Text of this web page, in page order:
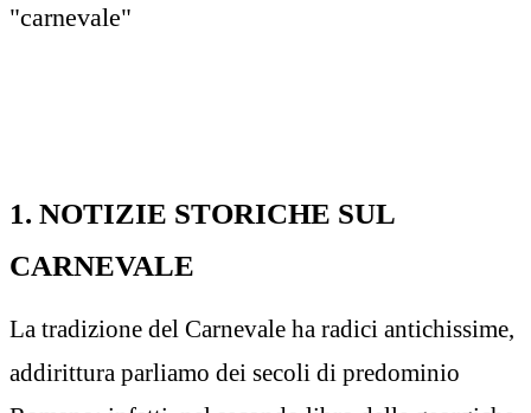
"carnevale"
1. NOTIZIE STORICHE SUL
CARNEVALE
La tradizione del Carnevale ha radici antichissime,
addirittura parliamo dei secoli di predominio